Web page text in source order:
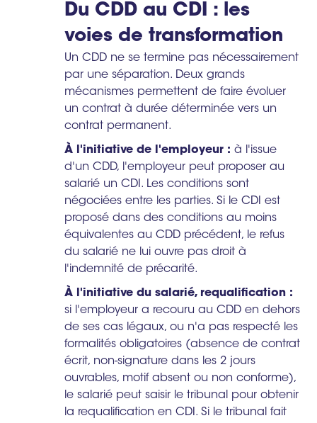
Du CDD au CDI : les
voies de transformation
Un CDD ne se termine pas nécessairement
par une séparation. Deux grands
mécanismes permettent de faire évoluer
un contrat à durée déterminée vers un
contrat permanent.
À l'initiative de l'employeur : à l'issue
d'un CDD, l'employeur peut proposer au
salarié un CDI. Les conditions sont
négociées entre les parties. Si le CDI est
proposé dans des conditions au moins
équivalentes au CDD précédent, le refus
du salarié ne lui ouvre pas droit à
l'indemnité de précarité.
À l'initiative du salarié, requalification :
si l'employeur a recouru au CDD en dehors
de ses cas légaux, ou n'a pas respecté les
formalités obligatoires (absence de contrat
écrit, non-signature dans les 2 jours
ouvrables, motif absent ou non conforme),
le salarié peut saisir le tribunal pour obtenir
la requalification en CDI. Si le tribunal fait